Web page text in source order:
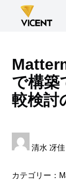
で構築
較検討
清水 冴
カテゴリー：